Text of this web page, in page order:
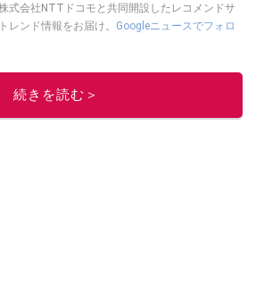
式会社NTTドコモと共同開設したレコメンドサ
レンド情報をお届け。 Googleニュースでフォロ
このイチオシストの他の記事を読む
続きを読む＞